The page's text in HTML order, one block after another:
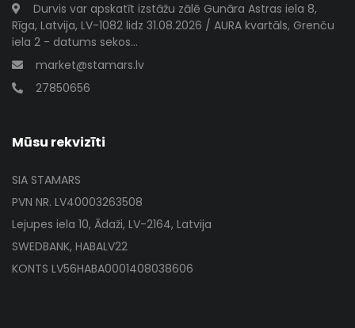
Durvis var apskatīt izstāžu zālē Gunāra Astras iela 8,
Rīga, Latvija, LV-1082 lidz 31.08.2026 / AURA kvartāls, Grenču
iela 2 - datums sekos...
market@stamars.lv
27850656
Mūsu rekvizīti
SIA STAMARS
PVN NR. LV40003263508
Lejupes iela 10, Ādaži, LV-2164, Latvija
SWEDBANK, HABALV22
KONTS LV56HABA0001408038606